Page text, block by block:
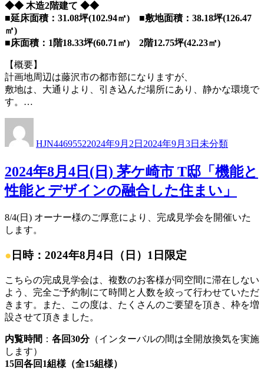
◆◆ 木造2階建て ◆◆
■延床面積：31.08坪(102.94㎡) ■敷地面積：38.18坪(126.47
㎡)
■床面積：1階18.33坪(60.71㎡) 2階12.75坪(42.23㎡)
【概要】
計画地周辺は藤沢市の都市部になりますが、
敷地は、大通りより、引き込んだ場所にあり、静かな環境で
す。…
者
HJN4469552日:
2024年9月2日 2024年9月3日ゴ
ー
未分類
2024年8月4日(日) 茅ケ崎市 T邸「機能と
性能とデザインの融合した住まい」
8/4(日) オーナー様のご厚意により、完成見学会を開催いた
します。
● 日時：2024年8月4日（日）1日限定
こちらの完成見学会は、複数のお客様が同空間に滞在しない
よう、完全ご予約制にて時間と人数を絞って行わせていただ
きます。また、この度は、たくさんのご要望を頂き、枠を増
設させて頂きました。
内覧時間 ： 各回30分（インターバルの間は全開放換気を実施
します）
15回各回1組様（全15組様）